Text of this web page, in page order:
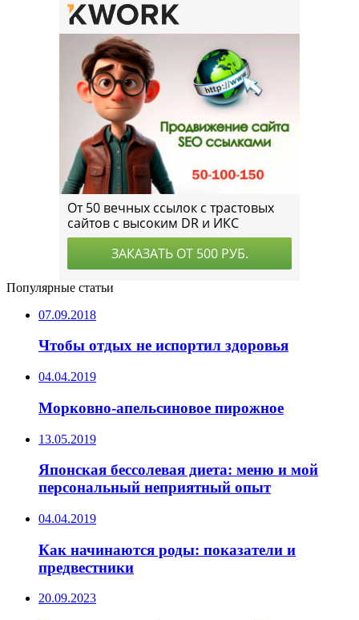
Популярные статьи
07.09.2018
Чтобы отдых не испортил здоровья
04.04.2019
Морковно-апельсиновое пирожное
13.05.2019
Японская бессолевая диета: меню и мой
персональный неприятный опыт
04.04.2019
Как начинаются роды: показатели и
предвестники
20.09.2023